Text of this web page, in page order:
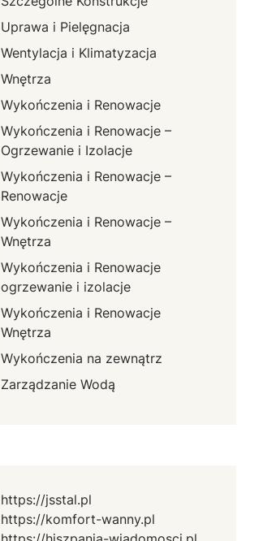
Uprawa i Pielęgnacja
Wentylacja i Klimatyzacja
Wnętrza
Wykończenia i Renowacje
Wykończenia i Renowacje –
Ogrzewanie i Izolacje
Wykończenia i Renowacje –
Renowacje
Wykończenia i Renowacje –
Wnętrza
Wykończenia i Renowacje
ogrzewanie i izolacje
Wykończenia i Renowacje
Wnętrza
Wykończenia na zewnątrz
Zarządzanie Wodą
https://jsstal.pl
https://komfort-wanny.pl